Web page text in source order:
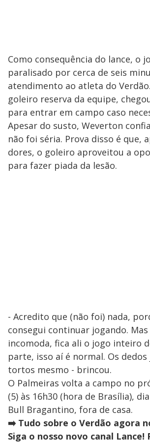
Como consequência do lance, o
paralisado por cerca de seis
atendimento ao atleta do
goleiro reserva da equipe,
para entrar em campo caso
Apesar do susto, Weverton
não foi séria. Prova disso é que,
dores, o goleiro aproveitou a
para fazer piada da lesão.
- Acredito que (não foi) nada,
consegui continuar jogando.
incomoda, fica ali o jogo inteiro
parte, isso aí é normal. Os
tortos mesmo - brincou.
O Palmeiras volta a campo no
(5) às 16h30 (hora de Brasília),
Bull Bragantino, fora de casa.
➡️ Tudo sobre o Verdão agora
Siga o nosso novo canal Lance!